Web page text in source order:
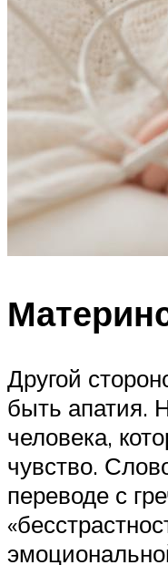
Другой
быть апатия.
человека,
чувство.
переводе с